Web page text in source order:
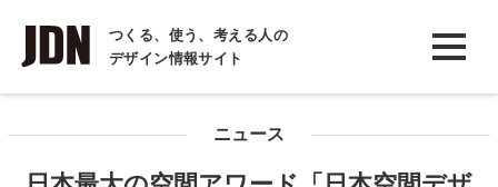
つくる、使う、考える人の
デザイン情報サイト
INTERVIEW
インタビュー
ニュース